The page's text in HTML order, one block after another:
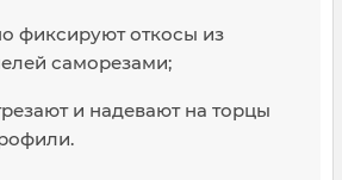
фиксируют откосы из
саморезами;
и надевают на торцы